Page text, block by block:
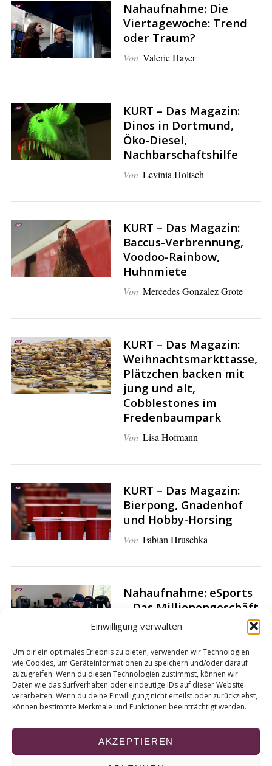
Einwilligung verwalten
Um dir ein optimales Erlebnis zu bieten, verwenden wir Technologien
wie Cookies, um Geräteinformationen zu speichern und/oder darauf
zuzugreifen. Wenn du diesen Technologien zustimmst, können wir
Daten wie das Surfverhalten oder eindeutige IDs auf dieser Website
verarbeiten. Wenn du deine Einwilligung nicht erteilst oder zurückziehst,
können bestimmte Merkmale und Funktionen beeinträchtigt werden.
AKZEPTIEREN
Nahaufnahme: Die
Viertagewoche: Trend
oder Traum?
Von Valerie Hayer
KURT – Das Magazin:
Dinos in Dortmund,
Öko-Diesel,
Nachbarschaftshilfe
Von Levinia Holtsch
KURT – Das Magazin:
Baccus-Verbrennung,
Voodoo-Rainbow,
Huhnmiete
Von Mercedes Gonzalez Grote
KURT – Das Magazin:
Weihnachtsmarkttasse,
Plätzchen backen mit
jung und alt,
Cobblestones im
Fredenbaumpark
Von Lisa Hofmann
KURT – Das Magazin:
Bierpong, Gnadenhof
und Hobby-Horsing
Von Fabian Hruschka
Nahaufnahme: eSports
– Das Millionengeschäft
und die Risiken
S
e
S
e
a
r
h
o
r
: